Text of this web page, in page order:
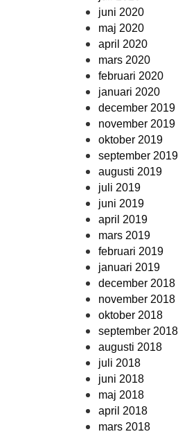
juni 2020
maj 2020
april 2020
mars 2020
februari 2020
januari 2020
december 2019
november 2019
oktober 2019
september 2019
augusti 2019
juli 2019
juni 2019
april 2019
mars 2019
februari 2019
januari 2019
december 2018
november 2018
oktober 2018
september 2018
augusti 2018
juli 2018
juni 2018
maj 2018
april 2018
mars 2018